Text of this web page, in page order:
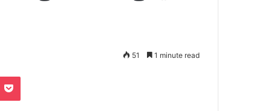
51 1 minute read